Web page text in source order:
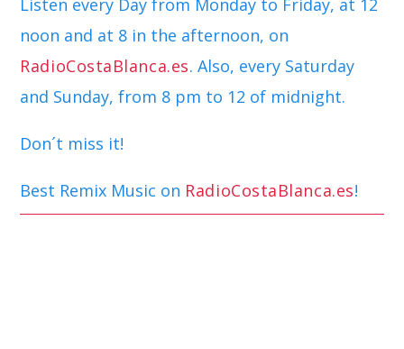
noon and at 8 in the afternoon, on
RadioCostaBlanca.es. Also, every Saturday
and Sunday, from 8 pm to 12 of midnight.
Don´t miss it!
Best Remix Music on RadioCostaBlanca.es!